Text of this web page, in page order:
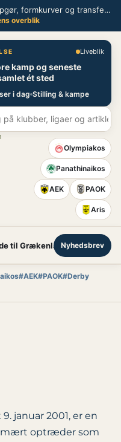
Weekendens store opgør, formkurver og transferblik fra græsk fodbold
overblik
Fodbold
Liveblik
kamp og seneste
ét sted
i dag Stilling & kampe
Olympiakos
Panathinaikos
AEK PAOK
Aris
til GrækenlandSuper League
Nyhedsbrev
#AEK#PAOK#Derby
januar 2001, er en
optræder som